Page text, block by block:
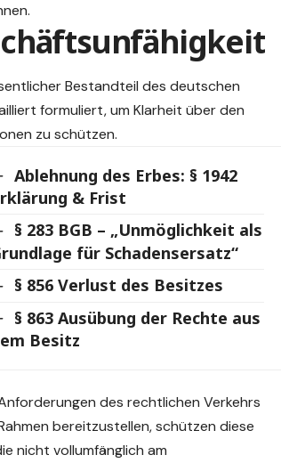
Bestandteil des deutschen
formuliert, um Klarheit über den
zu schützen.
Ablehnung des Erbes: § 1942
& Frist
§ 283 BGB – „Unmöglichkeit als
für Schadensersatz“
§ 856 Verlust des Besitzes
§ 863 Ausübung der Rechte aus
Besitz
des rechtlichen Verkehrs
bereitzustellen, schützen diese
nicht vollumfänglich am